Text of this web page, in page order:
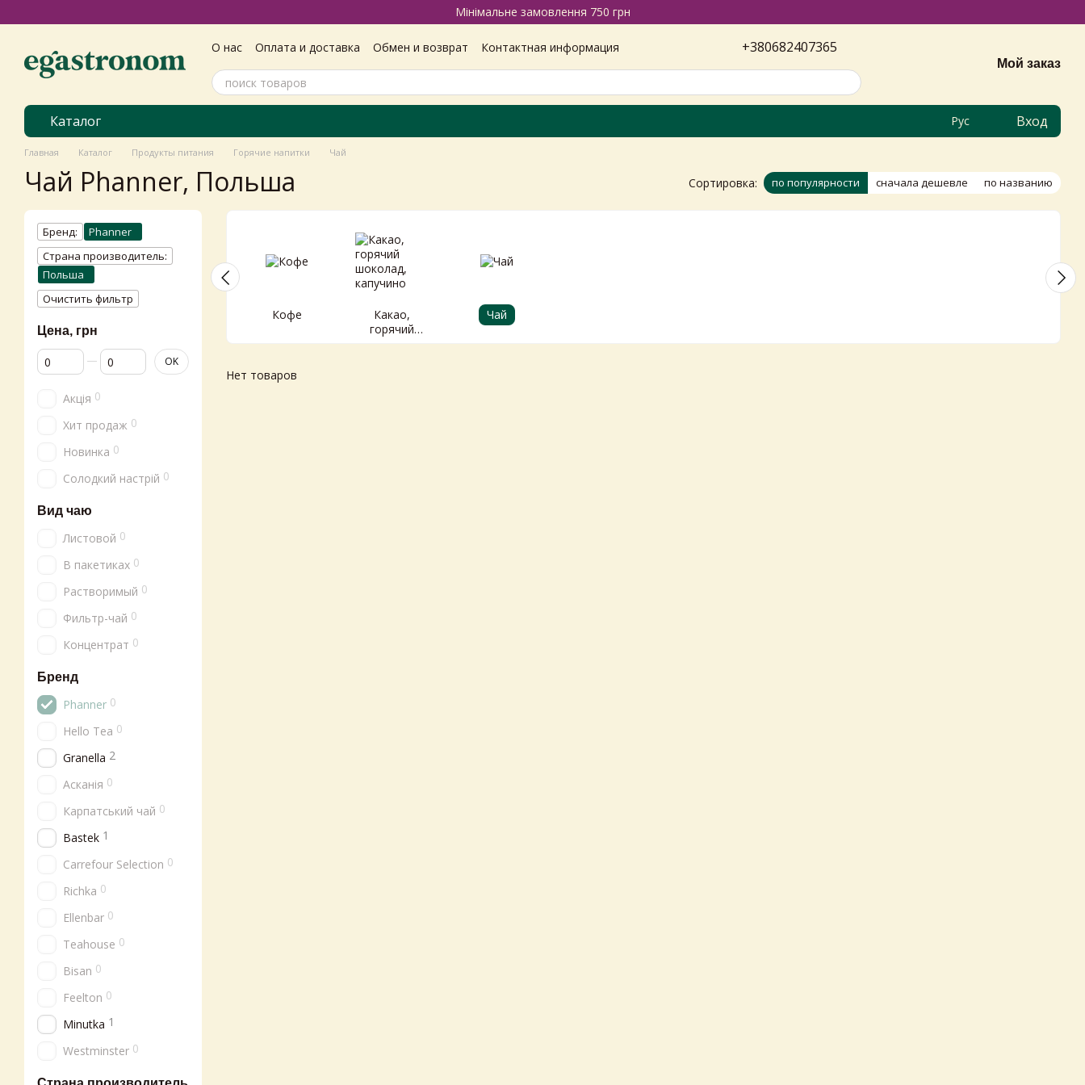
Мінімальне замовлення 750 грн
О нас Оплата и доставка Обмен и возврат
Контактная информация
Пользовательское соглашение
+380682407365
Мой заказ
Каталог Рус Вход
Главная Каталог Продукты питания Горячие напитки Чай
Чай Phanner, Польша Сортировка: по популярности сначала дешевле по названию
Кофе
Какао,
горячий
шоколад,
Чай
Нет товаров
Бренд:
Phanner
Страна производитель:
Польша
Очистить фильтр
Цена, грн
От Цена, грн
До Цена, грн OK
Акція 0
Хит продаж 0
Новинка 0
Солодкий настрій 0
Вид чаю
Листовой 0
В пакетиках 0
Растворимый 0
Фильтр-чай 0
Концентрат 0
Бренд
Phanner 0
Hello Tea 0
Granella 2
Асканія 0
Карпатський чай 0
Bastek 1
Carrefour Selection 0
Richka 0
Ellenbar 0
Teahouse 0
Bisan 0
Feelton 0
Minutka 1
Westminster 0